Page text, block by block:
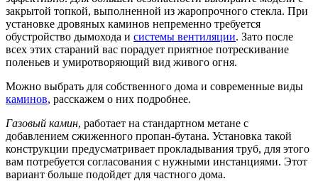
закрытой топкой, выполненной из жаропрочного стекла. При
установке дровяных каминов непременно требуется
обустройство дымохода и системы вентиляции. Зато после
всех этих стараний вас порадует приятное потрескивание
поленьев и умиротворяющий вид живого огня.
Можно выбрать для собственного дома и современные виды
каминов, расскажем о них подробнее.
Газовый камин, работает на стандартном метане с
добавлением сжиженного пропан-бутана. Установка такой
конструкции предусматривает прокладывания труб, для этого
вам потребуется согласования с нужными инстанциями. Этот
вариант больше подойдет для частного дома.